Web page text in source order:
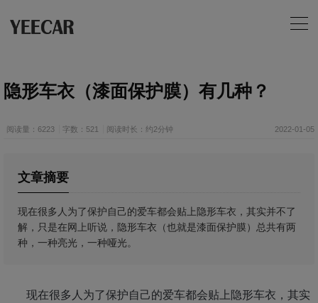
隐形车衣（漆面保护膜）有几种？
阅读量：6223 字数：521 阅读时长：约2分钟 2022-01-05
文章摘要
现在很多人为了保护自己的爱车都会贴上隐形车衣，其实并不了
解，只是在网上听说，隐形车衣（也就是漆面保护膜）总共有两
种，一种亮光，一种哑光。
现在很多人为了保护自己的爱车都会贴上隐形车衣，其实